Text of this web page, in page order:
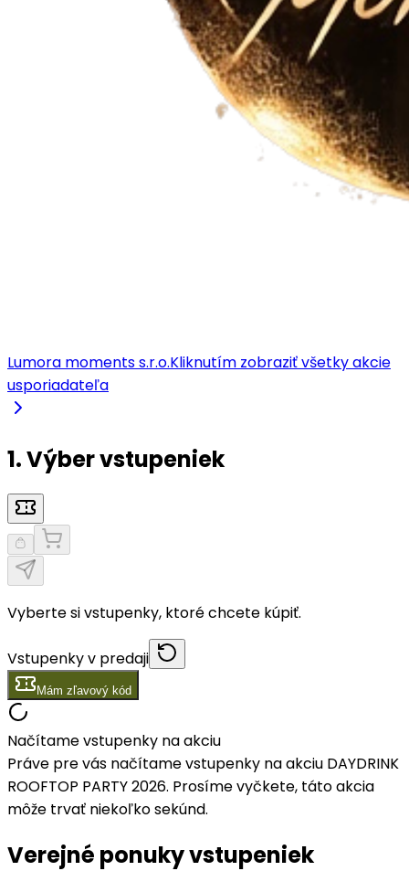
Lumora moments s.r.o.Kliknutím zobraziť všetky akcie
usporiadateľa
1. Výber vstupeniek
Vyberte si vstupenky, ktoré chcete kúpiť.
Vstupenky v predaji
Mám zľavový kód
Načítame vstupenky na akciu
Práve pre vás načítame vstupenky na akciu DAYDRINK
ROOFTOP PARTY 2026. Prosíme vyčkete, táto akcia
môže trvať niekoľko sekúnd.
Verejné ponuky vstupeniek